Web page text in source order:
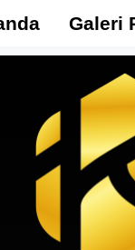
Galeri